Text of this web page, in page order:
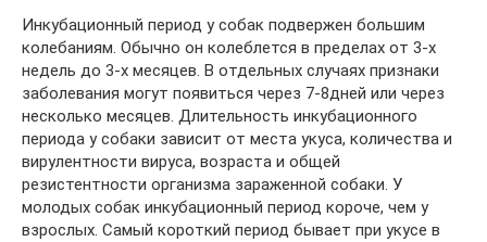
Инкубационный период у собак подвержен большим
колебаниям. Обычно он колеблется в пределах от 3-х
недель до 3-х месяцев. В отдельных случаях признаки
заболевания могут появиться через 7-8дней или через
несколько месяцев. Длительность инкубационного
периода у собаки зависит от места укуса, количества и
вирулентности вируса, возраста и общей
резистентности организма зараженной собаки. У
молодых собак инкубационный период короче, чем у
взрослых. Самый короткий период бывает при укусе в